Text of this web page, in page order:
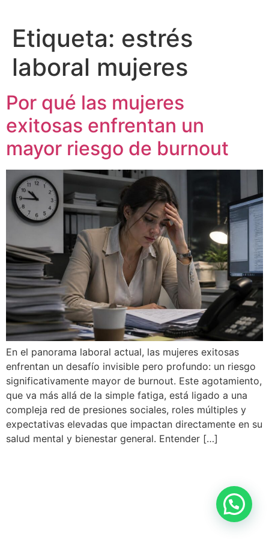
Etiqueta: estrés
laboral mujeres
Por qué las mujeres
exitosas enfrentan un
mayor riesgo de burnout
En el panorama laboral actual, las mujeres exitosas
enfrentan un desafío invisible pero profundo: un riesgo
significativamente mayor de burnout. Este agotamiento,
que va más allá de la simple fatiga, está ligado a una
compleja red de presiones sociales, roles múltiples y
expectativas elevadas que impactan directamente en su
salud mental y bienestar general. Entender […]